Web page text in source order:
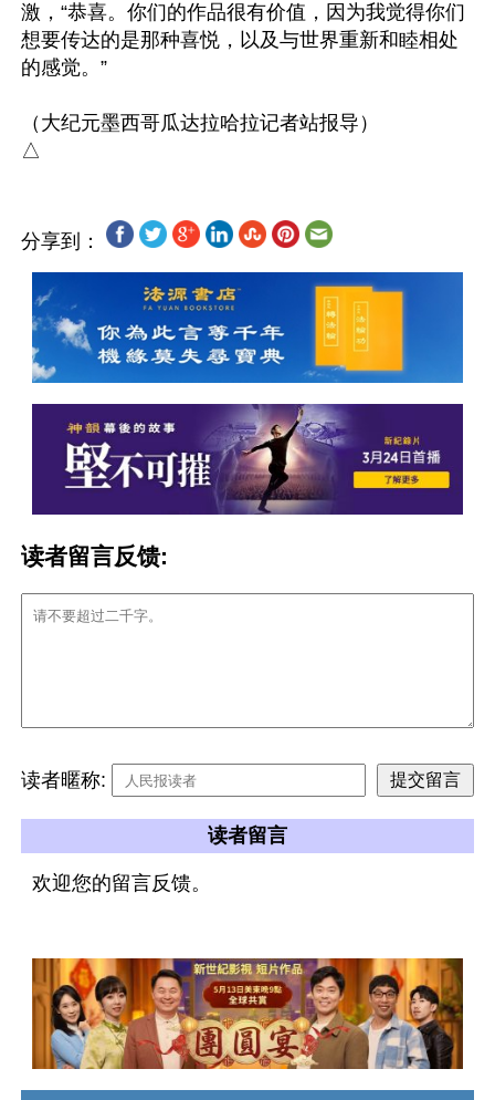
激，“恭喜。你们的作品很有价值，因为我觉得你们
想要传达的是那种喜悦，以及与世界重新和睦相处
的感觉。”
（大纪元墨西哥瓜达拉哈拉记者站报导）
分享到：
读者留言反馈:
读者暱称:
读者留言
欢迎您的留言反馈。